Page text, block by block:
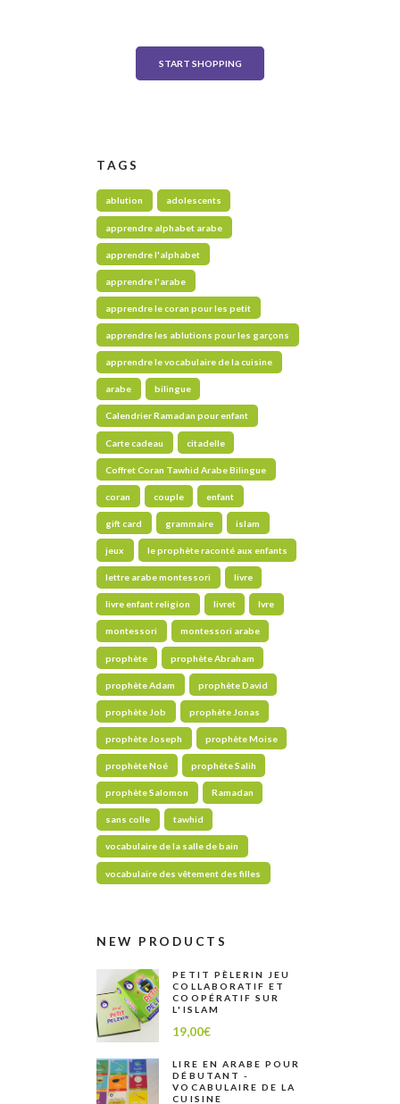
START SHOPPING
TAGS
ablution adolescents
apprendre alphabet arabe
apprendre l'alphabet
apprendre l'arabe
apprendre le coran pour les petit
apprendre les ablutions pour les garçons
apprendre le vocabulaire de la cuisine
arabe bilingue
Calendrier Ramadan pour enfant
Carte cadeau citadelle
Coffret Coran Tawhid Arabe Bilingue
coran couple enfant
gift card grammaire islam
jeux le prophète raconté aux enfants
lettre arabe montessori livre
livre enfant religion livret lvre
montessori montessori arabe
prophète prophète Abraham
prophète Adam prophète David
prophète Job prophète Jonas
prophète Joseph prophète Moise
prophète Noé prophète Salih
prophète Salomon Ramadan
sans colle tawhid
vocabulaire de la salle de bain
vocabulaire des vêtement des filles
NEW PRODUCTS
PETIT PÈLERIN JEU
COLLABORATIF ET
COOPÉRATIF SUR
L'ISLAM
19,00€
LIRE EN ARABE POUR
DÉBUTANT -
VOCABULAIRE DE LA
CUISINE